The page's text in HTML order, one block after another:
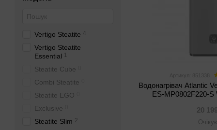
Артикул: 851338
Водонагрівач Atlantic
ES-MP0802F220-
20
Vertigo Steatite 4
Vertigo Steatite
Essential 1
Steatite Cube
Combi Steatite
Steatite EGO
Exclusive
Steatite Slim 2